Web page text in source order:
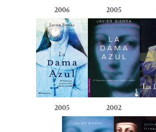
2006 2005
2005 2002